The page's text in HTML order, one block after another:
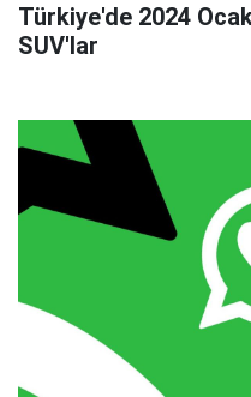
Türkiye'de 2024
SUV'lar